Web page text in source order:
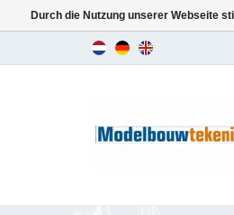
Durch die Nutzung unserer Webseite